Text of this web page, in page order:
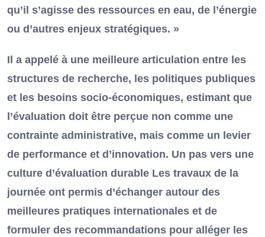
qu’il s’agisse des ressources en eau, de l’énergie
ou d’autres enjeux stratégiques. »
Il a appelé à une meilleure articulation entre les
structures de recherche, les politiques publiques
et les besoins socio-économiques, estimant que
l’évaluation doit être perçue non comme une
contrainte administrative, mais comme un levier
de performance et d’innovation. Un pas vers une
culture d’évaluation durable Les travaux de la
journée ont permis d’échanger autour des
meilleures pratiques internationales et de
formuler des recommandations pour alléger les